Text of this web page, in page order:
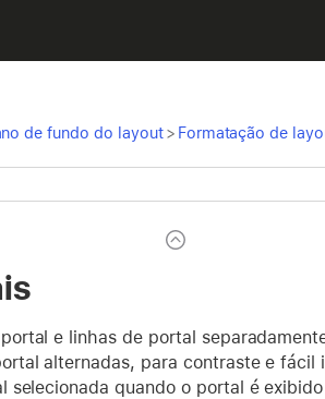
de fundo do layout> Formatação de
e linhas de portal
alternadas, para contraste e
quando o portal é